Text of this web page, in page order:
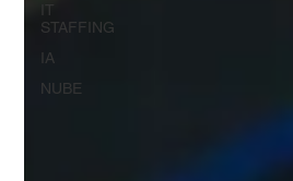
IT
STAFFING
IA
NUBE